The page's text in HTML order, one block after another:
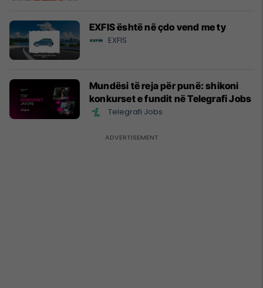
EXFIS është në çdo vend me ty
EXFIS
Mundësi të reja për punë: shikoni
konkurset e fundit në Telegrafi Jobs
Telegrafi Jobs